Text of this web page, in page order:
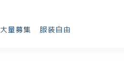
大量募集 服装自由